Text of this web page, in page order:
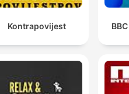
Kontrapovijest